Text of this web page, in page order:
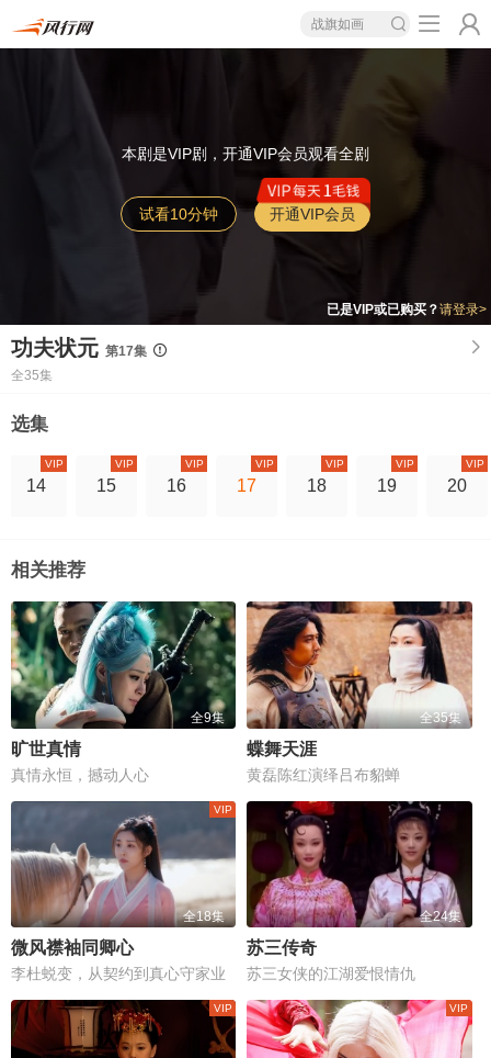
战旗如画
本剧是VIP剧，开通VIP会员观看全剧
试看10分钟 开通VIP会员
已是VIP或已购买？请登录>
功夫状元 第17集
全35集
选集
14
VIP
15
VIP
16
VIP
17
VIP
18
VIP
19
VIP
20
VIP
相关推荐
全9集
旷世真情
真情永恒，撼动人心
全35集
蝶舞天涯
黄磊陈红演绎吕布貂蝉
全18集
微风襟袖同卿心
李杜蜕变，从契约到真心守家业
全24集
苏三传奇
苏三女侠的江湖爱恨情仇